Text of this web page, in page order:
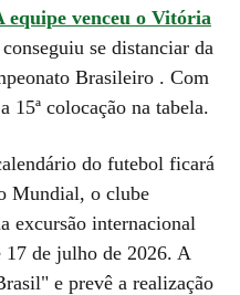
equipe venceu o Vitória
se distanciar da
Brasileiro . Com
15ª colocação na tabela.
do futebol ficará
Mundial, o clube
excursão internacional
17 de julho de 2026. A
e prevê a realização